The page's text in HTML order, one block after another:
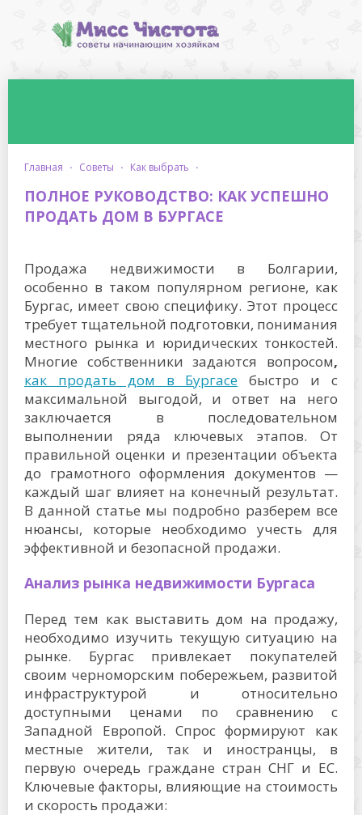
главная · советы · как выбрать ·
ПОЛНОЕ РУКОВОДСТВО: КАК УСПЕШНО
ПРОДАТЬ ДОМ В БУРГАСЕ
Продажа недвижимости в Болгарии,
особенно в таком популярном регионе, как
Бургас, имеет свою специфику. Этот процесс
требует тщательной подготовки, понимания
местного рынка и юридических тонкостей.
Многие собственники задаются вопросом,
как продать дом в Бургасе быстро и с
максимальной выгодой, и ответ на него
заключается в последовательном
выполнении ряда ключевых этапов. От
правильной оценки и презентации объекта
до грамотного оформления документов —
каждый шаг влияет на конечный результат.
В данной статье мы подробно разберем все
нюансы, которые необходимо учесть для
эффективной и безопасной продажи.
Анализ рынка недвижимости Бургаса
Перед тем как выставить дом на продажу,
необходимо изучить текущую ситуацию на
рынке. Бургас привлекает покупателей
своим черноморским побережьем, развитой
инфраструктурой и относительно
доступными ценами по сравнению с
Западной Европой. Спрос формируют как
местные жители, так и иностранцы, в
первую очередь граждане стран СНГ и ЕС.
Ключевые факторы, влияющие на стоимость
и скорость продажи: